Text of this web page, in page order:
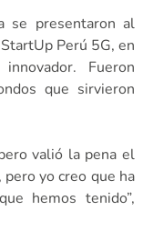
se presentaron al
Perú 5G, en
Fueron
que sirvieron
valió la pena el
yo creo que ha
hemos tenido”,